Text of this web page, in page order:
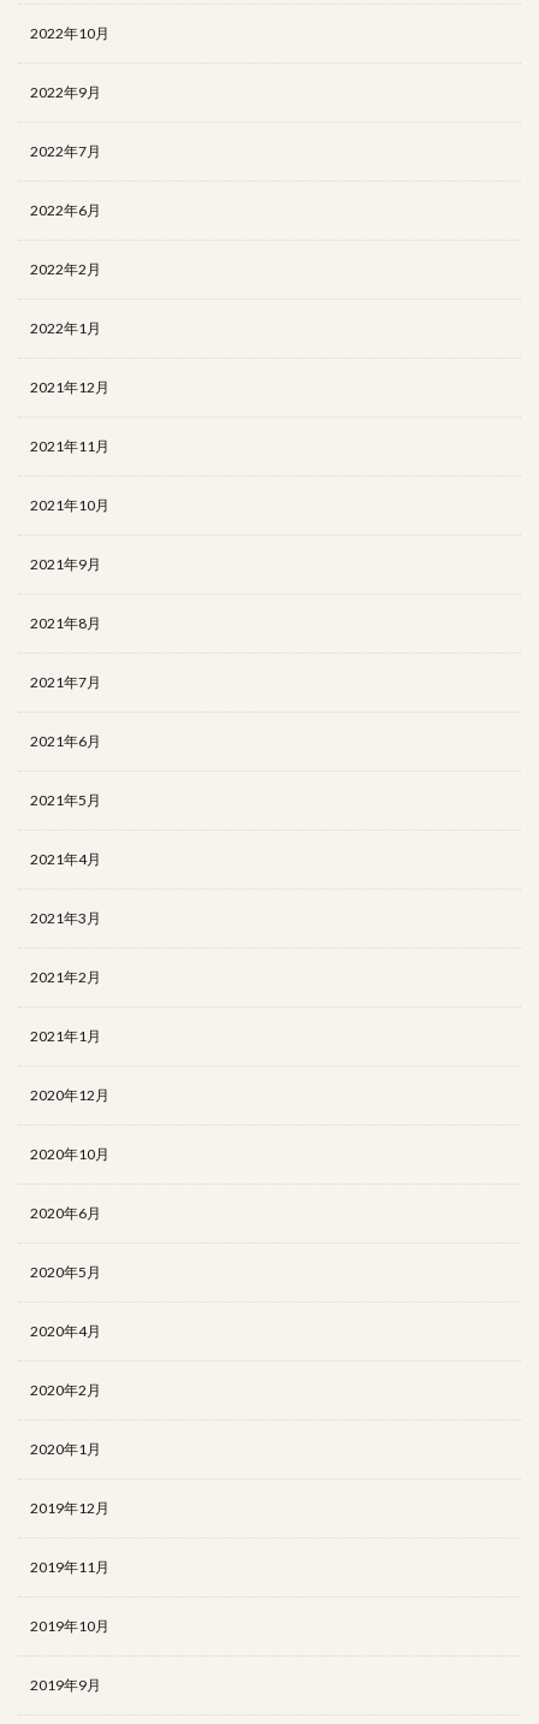
2022年10月
2022年9月
2022年7月
2022年6月
2022年2月
2022年1月
2021年12月
2021年11月
2021年10月
2021年9月
2021年8月
2021年7月
2021年6月
2021年5月
2021年4月
2021年3月
2021年2月
2021年1月
2020年12月
2020年10月
2020年6月
2020年5月
2020年4月
2020年2月
2020年1月
2019年12月
2019年11月
2019年10月
2019年9月